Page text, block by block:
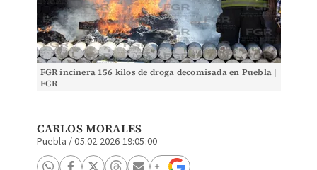
FGR incinera 156 kilos de droga decomisada en Puebla |
FGR
CARLOS MORALES
Puebla /05.02.2026 19:05:00